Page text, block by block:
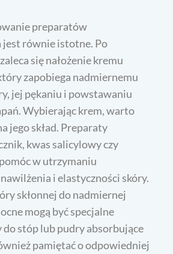
preparatów
jest równie istotne. Po
się nałożenie kremu
zapobiega nadmiernemu
jej pękaniu i powstawaniu
Wybierając krem, warto
jego skład. Preparaty
kwas salicylowy czy
w utrzymaniu
i elastyczności skóry.
skłonnej do nadmiernej
mogą być specjalne
stóp lub pudry absorbujące
pamiętać o odpowiedniej